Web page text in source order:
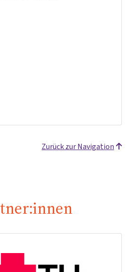
Zurück zur Navigation